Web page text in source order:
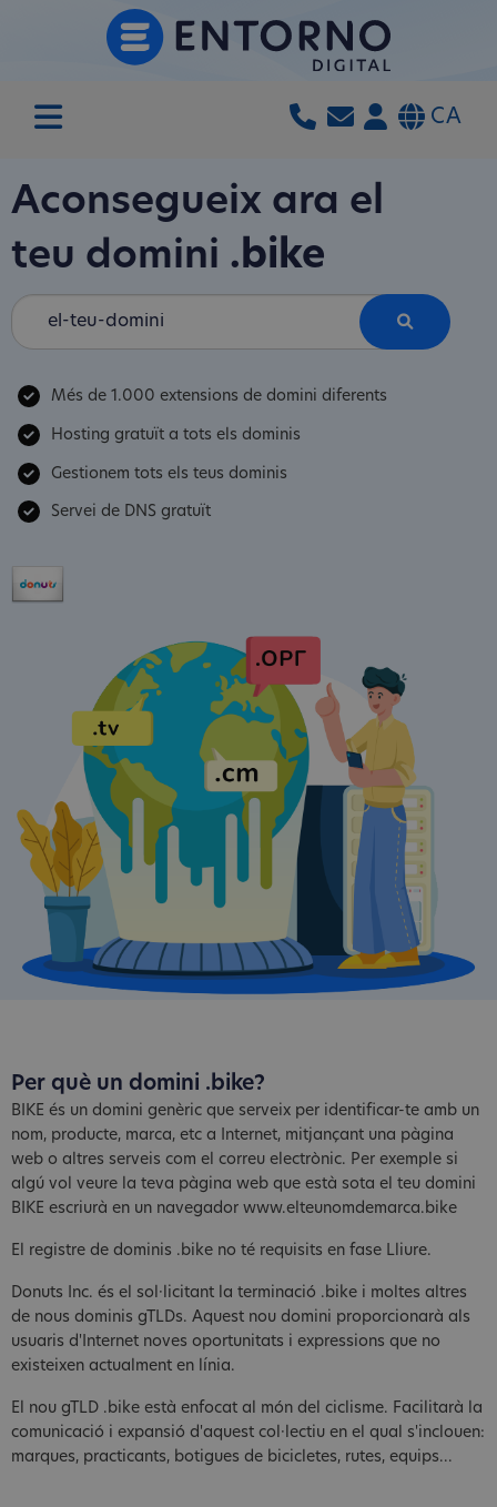
CA
Aconsegueix ara el
teu domini .bike
Més de 1.000 extensions de domini diferents
Hosting gratuït a tots els dominis
Gestionem tots els teus dominis
Servei de DNS gratuït
Per què un domini .bike?
BIKE és un domini genèric que serveix per identificar-te amb un
nom, producte, marca, etc a Internet, mitjançant una pàgina
web o altres serveis com el correu electrònic. Per exemple si
algú vol veure la teva pàgina web que està sota el teu domini
BIKE escriurà en un navegador www.elteunomdemarca.bike
El registre de dominis .bike no té requisits en fase Lliure.
Donuts Inc. és el sol·licitant la terminació .bike i moltes altres
de nous dominis gTLDs. Aquest nou domini proporcionarà als
usuaris d'Internet noves oportunitats i expressions que no
existeixen actualment en línia.
El nou gTLD .bike està enfocat al món del ciclisme. Facilitarà la
comunicació i expansió d'aquest col·lectiu en el qual s'inclouen:
marques, practicants, botigues de bicicletes, rutes, equips...